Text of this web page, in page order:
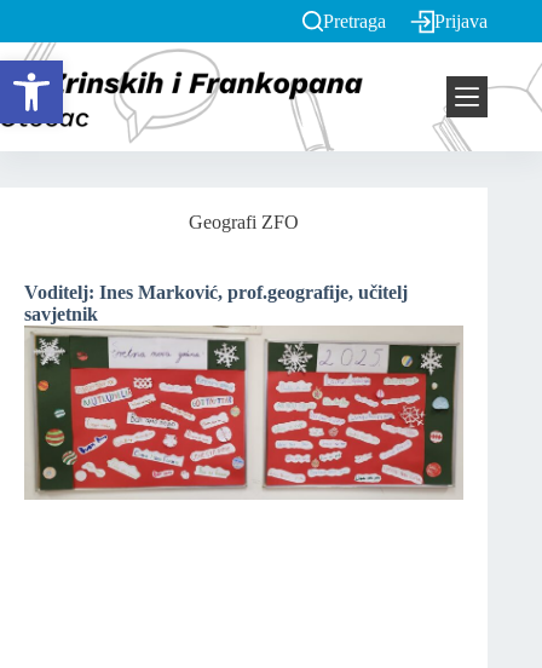
Open toolbar
Pretraga Prijava
Geografi ZFO
Voditelj: Ines Marković, prof.geografije, učitelj
savjetnik